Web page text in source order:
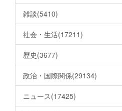
雑談(5410)
社会・生活(17211)
歴史(3677)
政治・国際関係(29134)
ニュース(17425)